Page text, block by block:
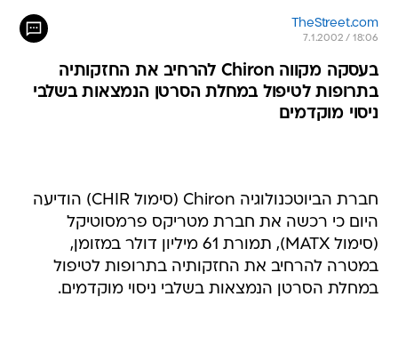
TheStreet.com
7.1.2002 / 18:06
בעסקה מקווה Chiron להרחיב את החזקותיה
בתרופות לטיפול במחלת הסרטן הנמצאות בשלבי
ניסוי מוקדמים
חברת הביוטכנולוגיה Chiron (סימול CHIR) הודיעה
היום כי רכשה את חברת מטריקס פרמסוטיקל
(סימול MATX), תמורת 61 מיליון דולר במזומן,
במטרה להרחיב את החזקותיה בתרופות לטיפול
במחלת הסרטן הנמצאות בשלבי ניסוי מוקדמים.